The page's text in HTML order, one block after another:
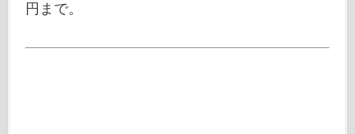
円まで。